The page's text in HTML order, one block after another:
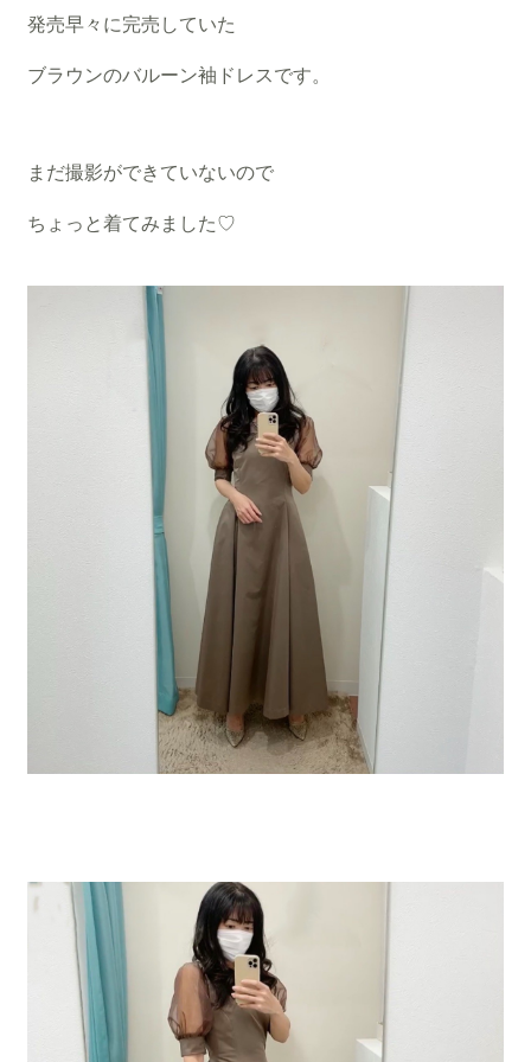
発売早々に完売していた
ブラウンのバルーン袖ドレスです。
まだ撮影ができていないので
ちょっと着てみました♡